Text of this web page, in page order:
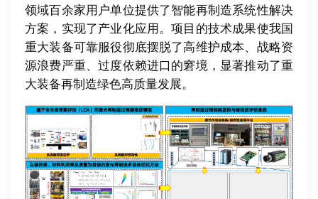
领域百余家用户单位提供了智能再制造系统性解决
方案，实现了产业化应用。项目的技术成果使我国
重大装备可靠服役彻底摆脱了高维护成本、战略资
源浪费严重、过度依赖进口的窘境，显著推动了重
大装备再制造绿色高质量发展。